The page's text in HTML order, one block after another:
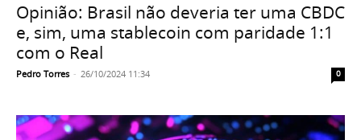
Opinião: Brasil não deveria ter uma CBDC
e, sim, uma stablecoin com paridade 1:1
com o Real
Pedro Torres - 26/10/2024 11:34 0